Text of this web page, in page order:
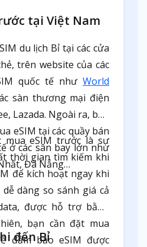
tại Việt Nam
du lịch Bỉ tại các cửa
trên website của các
quốc tế như World
sàn thương mại điện
Lazada. Ngoài ra, bạn
eSIM tại các quầy bán
ở các sân bay lớn như
Đà Nẵng…
mua eSIM trước là sự
thời gian tìm kiếm khi
để kích hoạt ngay khi
dàng so sánh giá cả
được hỗ trợ bằng
bạn cần đặt mua
đảm bảo eSIM được
đến Bỉ